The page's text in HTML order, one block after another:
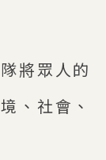
將眾人的
、社會、